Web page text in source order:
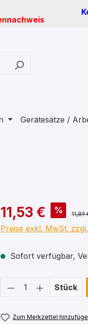
Gerätesätze /
11,53 € % 11,89
Preise exkl. MwSt.
Sofort verfügbar,
Produkt Stück
Zum Merkzettel